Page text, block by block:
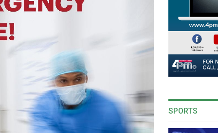
SPORTS